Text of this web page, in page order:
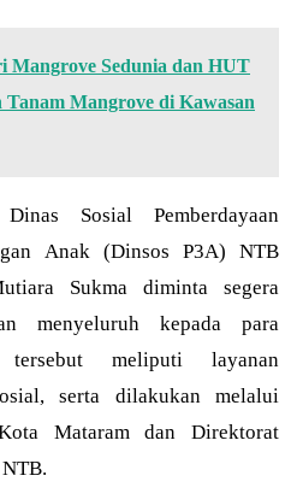
Mangrove Sedunia dan HUT
Mangrove di Kawasan
Sosial Pemberdayaan
Anak (Dinsos P3A) NTB
Sukma diminta segera
menyeluruh kepada para
tersebut meliputi layanan
serta dilakukan melalui
Mataram dan Direktorat
NTB.